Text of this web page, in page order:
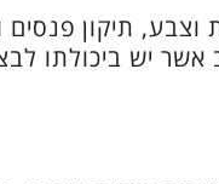
וצבע, תיקון
אשר יש ביכולתו